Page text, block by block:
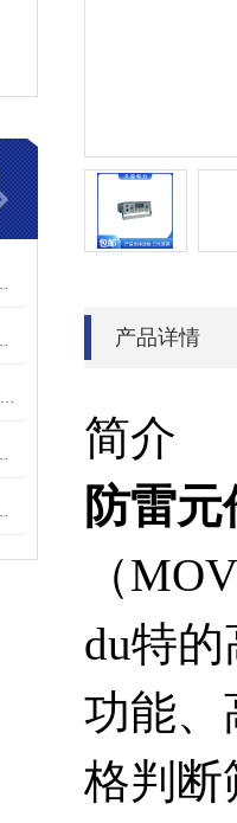
产品详情
简介
防雷
（
du特
功能、
格判断